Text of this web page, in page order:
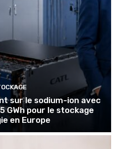
sur le sodium-ion avec
GWh pour le stockage
en Europe